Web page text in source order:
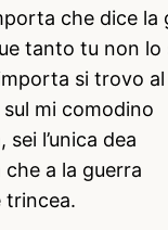
che dice la
tanto tu non lo
si trovo
mi comodino
sei l’unica dea
che a la guerra
trincea.